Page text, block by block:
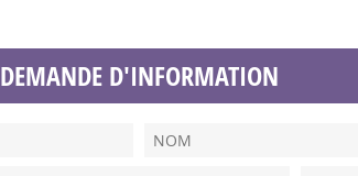
DEMANDE D'INFORMATION